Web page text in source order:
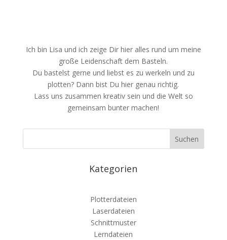
Ich bin Lisa und ich zeige Dir hier alles rund um meine
große Leidenschaft dem Basteln.
Du bastelst gerne und liebst es zu werkeln und zu
plotten? Dann bist Du hier genau richtig.
Lass uns zusammen kreativ sein und die Welt so
gemeinsam bunter machen!
Kategorien
Plotterdateien
Laserdateien
Schnittmuster
Lerndateien